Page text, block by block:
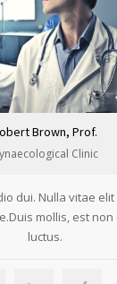
Brown, Prof.
Clinic
dui. Nulla vitae
mollis, est non
luctus.